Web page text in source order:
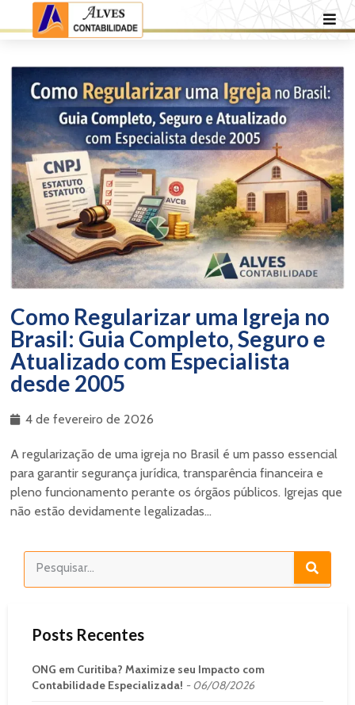
Como Regularizar uma Igreja no
Brasil: Guia Completo, Seguro e
Atualizado com Especialista
desde 2005
4 de fevereiro de 2026
A regularização de uma igreja no Brasil é um passo essencial
para garantir segurança jurídica, transparência financeira e
pleno funcionamento perante os órgãos públicos. Igrejas que
não estão devidamente legalizadas...
Posts Recentes
ONG em Curitiba? Maximize seu Impacto com
Contabilidade Especializada!
06/08/2026